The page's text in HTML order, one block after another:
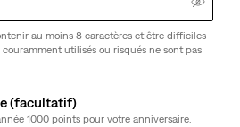
au moins 8 caractères et être difficiles
utilisés ou risqués ne sont pas
(facultatif)
1000 points pour votre anniversaire.